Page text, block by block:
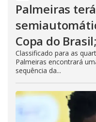
Palmeiras
Copa do
Classificado para as
Palmeiras encontrará
sequência da...